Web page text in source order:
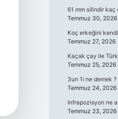
61 mm silindir kaç
Temmuz 30, 2026
Koç erkeğini
Temmuz 27, 2026
Kaçak çay ile Türk
Temmuz 25, 2026
3un 1i ne demek ?
Temmuz 24, 2026
Infrapozisyon ne
Temmuz 23, 2026